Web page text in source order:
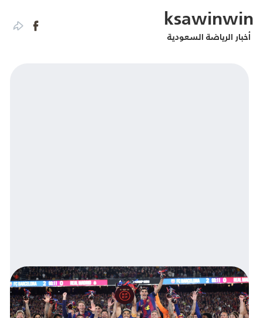
ksawinwin
أخبار الرياضة السعودية